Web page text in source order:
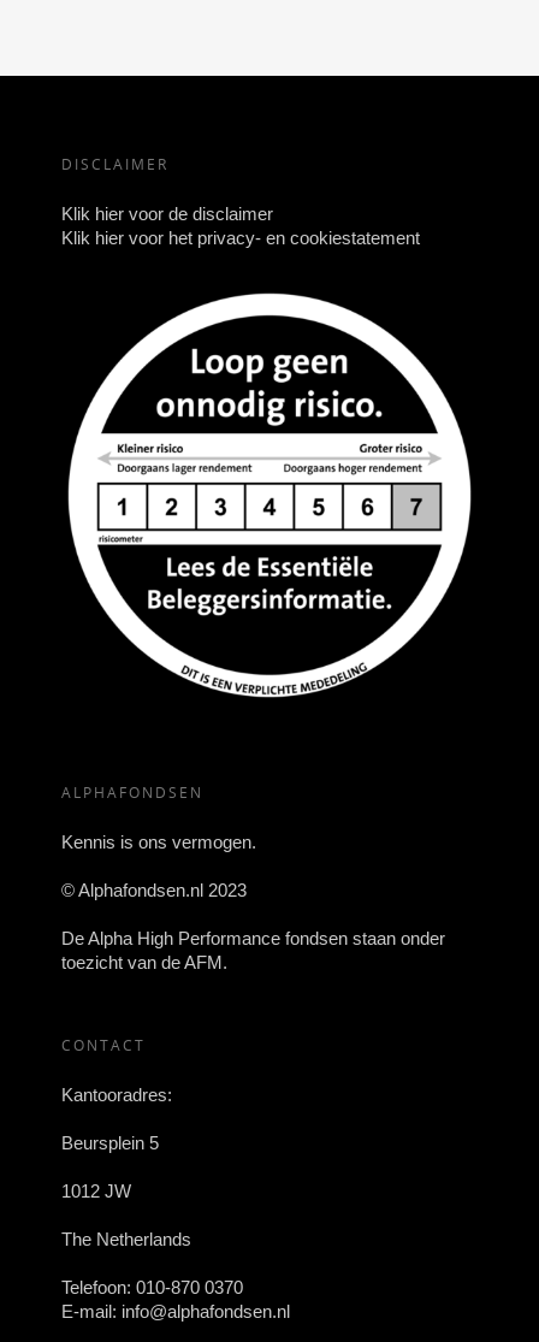
DISCLAIMER
Klik hier voor de disclaimer
Klik hier voor het privacy- en cookiestatement
ALPHAFONDSEN
Kennis is ons vermogen.
© Alphafondsen.nl 2023
De Alpha High Performance fondsen staan onder
toezicht van de AFM.
CONTACT
Kantooradres:
Beursplein 5
1012 JW
The Netherlands
Telefoon: 010-870 0370
E-mail: info@alphafondsen.nl